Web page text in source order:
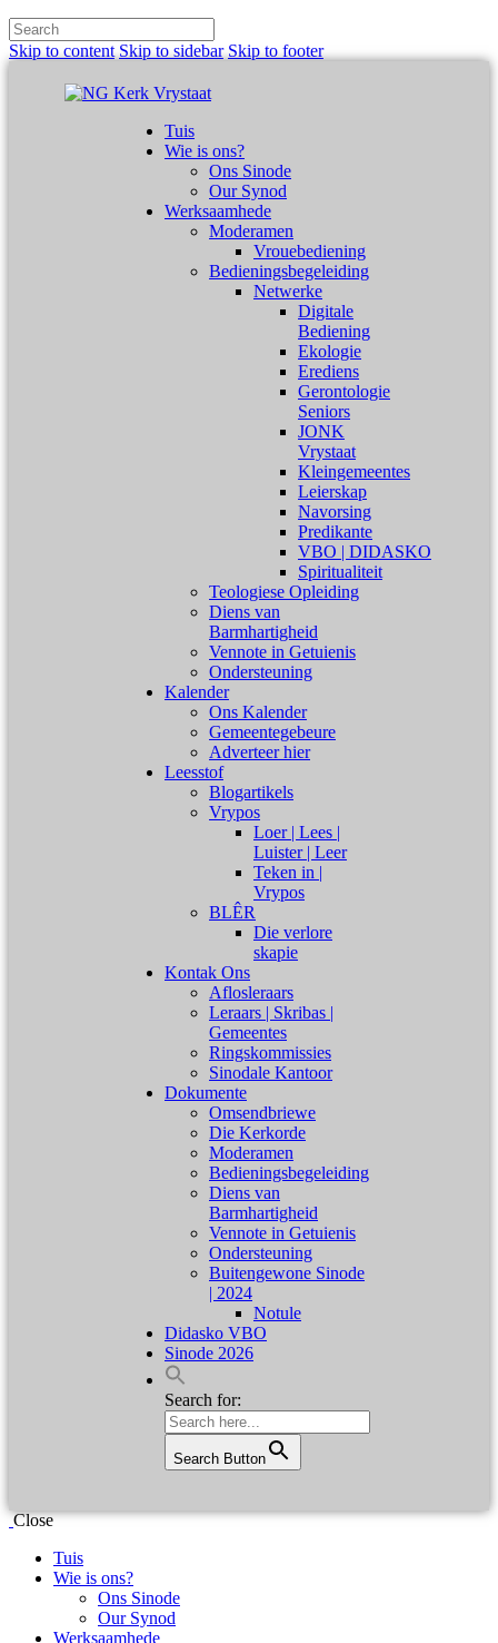
Skip to content Skip to sidebar Skip to footer
Tuis
Wie is ons?
Ons Sinode
Our Synod
Werksaamhede
Moderamen
Vrouebediening
Bedieningsbegeleiding
Netwerke
Digitale
Bediening
Ekologie
Erediens
Gerontologie
Seniors
JONK
Vrystaat
Kleingemeentes
Leierskap
Navorsing
Predikante
VBO | DIDASKO
Spiritualiteit
Teologiese Opleiding
Diens van
Barmhartigheid
Vennote in Getuienis
Ondersteuning
Kalender
Ons Kalender
Gemeentegebeure
Adverteer hier
Leesstof
Blogartikels
Vrypos
Loer | Lees |
Luister | Leer
Teken in |
Vrypos
BLÊR
Die verlore
skapie
Kontak Ons
Aflosleraars
Leraars | Skribas |
Gemeentes
Ringskommissies
Sinodale Kantoor
Dokumente
Omsendbriewe
Die Kerkorde
Moderamen
Bedieningsbegeleiding
Diens van
Barmhartigheid
Vennote in Getuienis
Ondersteuning
Buitengewone Sinode
| 2024
Notule
Didasko VBO
Sinode 2026
Search for:
Search Button
Close
Tuis
Wie is ons?
Ons Sinode
Our Synod
Werksaamhede